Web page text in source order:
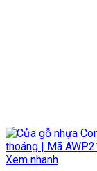
Xem nhanh